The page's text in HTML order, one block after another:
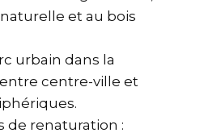
et au bois
urbain dans la
centre-ville et
de renaturation :